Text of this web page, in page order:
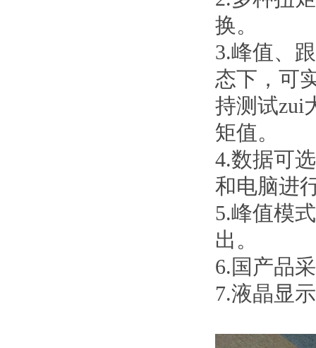
换。
3.峰值、
态下，
持测试zui
矩值。
4.数据可选
和电脑进行
5.峰值模式
出。
6.国产品采
7.液晶显示